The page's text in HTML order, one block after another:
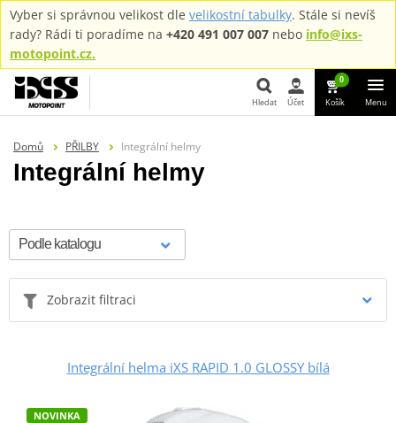
Vyber si správnou velikost dle velikostní tabulky. Stále si nevíš
rady? Rádi ti poradíme na +420 491 007 007 nebo info@ixs-
motopoint.cz.
Hledat Účet
0
Košík Menu
Domů PŘILBY Integrální helmy
Integrální helmy
Zobrazit filtraci
Integrální helma iXS RAPID 1.0 GLOSSY bílá
NOVINKA